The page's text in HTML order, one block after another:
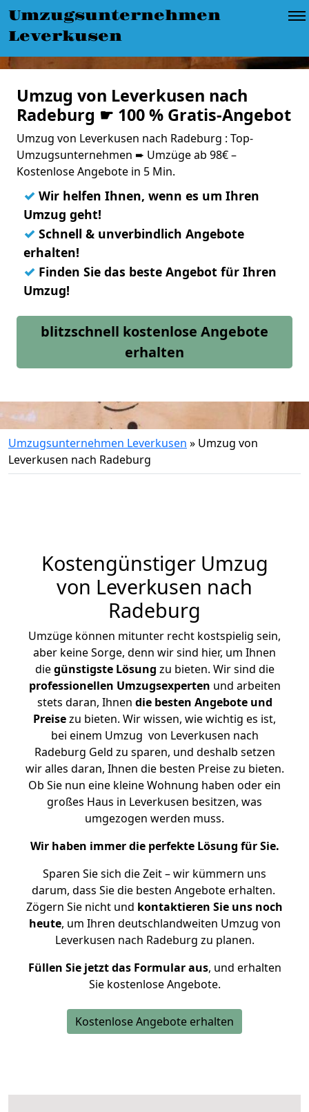
Umzugsunternehmen
Leverkusen
Umzug von Leverkusen nach
Radeburg ☛ 100 % Gratis-Angebot
Umzug von Leverkusen nach Radeburg : Top-
Umzugsunternehmen ➨ Umzüge ab 98€ –
Kostenlose Angebote in 5 Min.
✓ Wir helfen Ihnen, wenn es um Ihren
Umzug geht!
✓ Schnell & unverbindlich Angebote
erhalten!
✓ Finden Sie das beste Angebot für Ihren
Umzug!
blitzschnell kostenlose Angebote
erhalten
Umzugsunternehmen Leverkusen » Umzug von
Leverkusen nach Radeburg
Kostengünstiger Umzug
von Leverkusen nach
Radeburg
Umzüge können mitunter recht kostspielig sein,
aber keine Sorge, denn wir sind hier, um Ihnen
diegünstigste Lösung zu bieten. Wir sind die
professionellen Umzugsexperten und arbeiten
stets daran, Ihnen die besten Angebote und
Preisezu bieten. Wir wissen, wie wichtig es ist,
bei einem Umzug von Leverkusen nach
Radeburg Geld zu sparen, und deshalb setzen
wir alles daran, Ihnen die besten Preise zu bieten.
Ob Sie nun eine kleine Wohnung haben oder ein
großes Haus in Leverkusen besitzen, was
umgezogen werden muss.
Wir haben immer die perfekte Lösung für Sie.
Sparen Sie sich die Zeit – wir kümmern uns
darum, dass Sie die besten Angebote erhalten.
Zögern Sie nicht und kontaktieren Sie uns noch
heute, um Ihren deutschlandweiten Umzug von
Leverkusen nach Radeburg zu planen.
Füllen Sie jetzt das Formular aus, und erhalten
Sie kostenlose Angebote.
Kostenlose Angebote erhalten